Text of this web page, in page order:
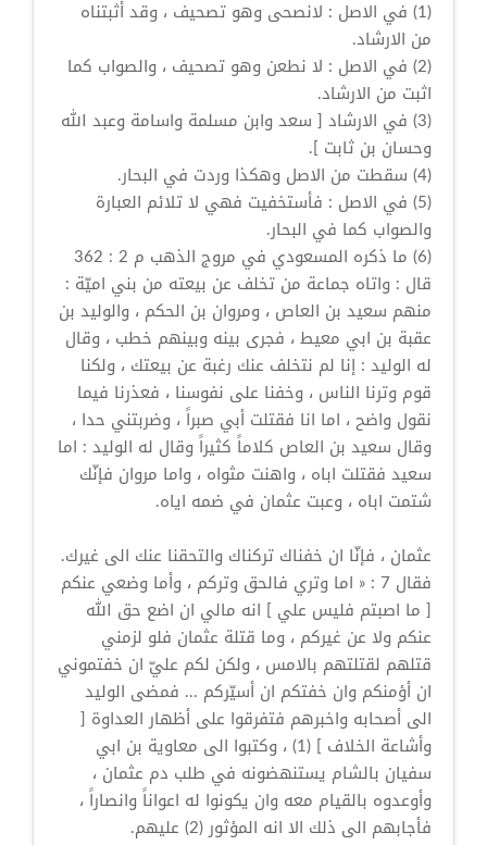
(1) في الاصل : لانصحى وهو تصحيف ، وقد أثبتناه
من الارشاد.
(2) في الاصل : لا نطعن وهو تصحيف ، والصواب كما
اثبت من الارشاد.
(3) في الارشاد [ سعد وابن مسلمة واسامة وعبد الله
وحسان بن ثابت ].
(4) سقطت من الاصل وهكذا وردت في البحار.
(5) في الاصل : فأستخفيت فهي لا تلائم العبارة
والصواب كما في البحار.
(6) ما ذكره المسعودي في مروج الذهب م 2 : 362
قال : واتاه جماعة من تخلف عن بيعته من بني اميّة :
منهم سعيد بن العاص ، ومروان بن الحكم ، والوليد بن
عقبة بن ابي معيط ، فجرى بينه وبينهم خطب ، وقال
له الوليد : إنا لم نتخلف عنك رغبة عن بيعتك ، ولكنا
قوم وترنا الناس ، وخفنا على نفوسنا ، فعذرنا فيما
نقول واضح ، اما انا فقتلت أبي صبراً ، وضربتني حدا ،
وقال سعيد بن العاص كلاماً كثيراً وقال له الوليد : اما
سعيد فقتلت اباه ، واهنت مثواه ، واما مروان فإنّك
شتمت اباه ، وعبت عثمان في ضمه اياه.
عثمان ، فإنّا ان خفناك تركناك والتحقنا عنك الى غيرك.
فقال 7 : « اما وتري فالحق وتركم ، وأما وضعي عنكم
[ ما اصبتم فليس علي ] انه مالي ان اضع حق الله
عنكم ولا عن غيركم ، وما قتلة عثمان فلو لزمني
قتلهم لقتلتهم بالامس ، ولكن لكم عليّ ان خفتموني
ان أؤمنكم وان خفتكم ان أسيّركم ... فمضى الوليد
الى أصحابه واخبرهم فتفرقوا على أظهار العداوة [
وأشاعة الخلاف ] (1) ، وكتبوا الى معاوية بن ابي
سفيان بالشام يستنهضونه في طلب دم عثمان ،
وأوعدوه بالقيام معه وان يكونوا له اعواناً وانصاراً ،
فأجابهم الى ذلك الا انه المؤثور (2) عليهم.